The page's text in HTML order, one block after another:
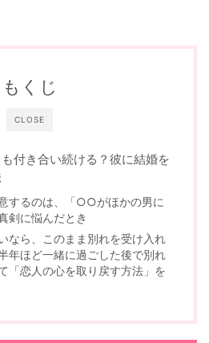
CLOSE
もくじ
付き合い続ける？彼に結婚を
するのは、「○○がほかの男に
剣に悩んだとき
なら、このまま別れを受け入れ
年ほど一緒に過ごした後で別れ
「恋人の心を取り戻す方法」を